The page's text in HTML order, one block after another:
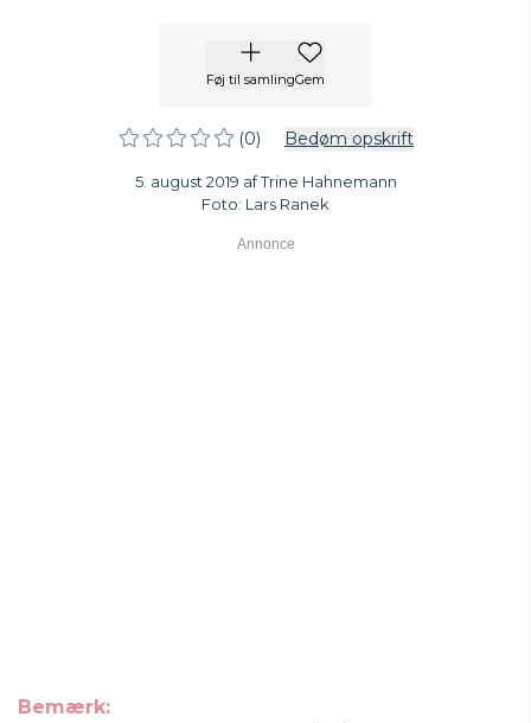
Føj til samlingGem
(0) Bedøm opskrift
5. august 2019 af Trine Hahnemann
Foto: Lars Ranek
Bemærk: